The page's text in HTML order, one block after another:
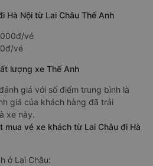
Hà Nội từ Lai Châu Thế Anh
vé
vé
lượng xe Thế Anh
giá với số điểm trung bình là
giá của khách hàng đã trải
xe này.
mua vé xe khách từ Lai Châu đi Hà
ở Lai Châu: